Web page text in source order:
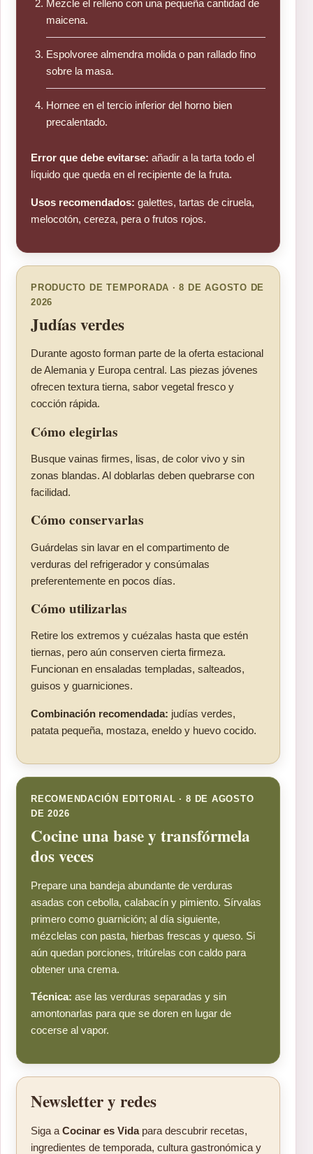
Mezcle el relleno con una pequeña cantidad de
maicena.
Espolvoree almendra molida o pan rallado fino
sobre la masa.
Hornee en el tercio inferior del horno bien
precalentado.
Error que debe evitarse: añadir a la tarta todo el
líquido que queda en el recipiente de la fruta.
Usos recomendados: galettes, tartas de ciruela,
melocotón, cereza, pera o frutos rojos.
PRODUCTO DE TEMPORADA · 8 DE AGOSTO DE
2026
Judías verdes
Durante agosto forman parte de la oferta estacional
de Alemania y Europa central. Las piezas jóvenes
ofrecen textura tierna, sabor vegetal fresco y
cocción rápida.
Cómo elegirlas
Busque vainas firmes, lisas, de color vivo y sin
zonas blandas. Al doblarlas deben quebrarse con
facilidad.
Cómo conservarlas
Guárdelas sin lavar en el compartimento de
verduras del refrigerador y consúmalas
preferentemente en pocos días.
Cómo utilizarlas
Retire los extremos y cuézalas hasta que estén
tiernas, pero aún conserven cierta firmeza.
Funcionan en ensaladas templadas, salteados,
guisos y guarniciones.
Combinación recomendada: judías verdes,
patata pequeña, mostaza, eneldo y huevo cocido.
RECOMENDACIÓN EDITORIAL · 8 DE AGOSTO
DE 2026
Cocine una base y transfórmela
dos veces
Prepare una bandeja abundante de verduras
asadas con cebolla, calabacín y pimiento. Sírvalas
primero como guarnición; al día siguiente,
mézclelas con pasta, hierbas frescas y queso. Si
aún quedan porciones, tritúrelas con caldo para
obtener una crema.
Técnica: ase las verduras separadas y sin
amontonarlas para que se doren en lugar de
cocerse al vapor.
Newsletter y redes
Siga a Cocinar es Vidapara descubrir recetas,
ingredientes de temporada, cultura gastronómica y